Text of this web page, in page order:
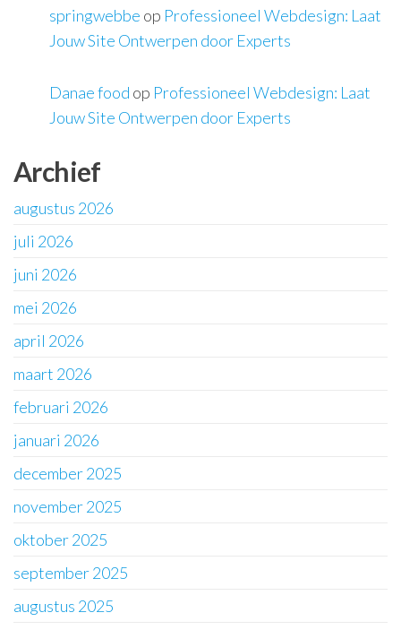
springwebbe op Professioneel Webdesign: Laat
Jouw Site Ontwerpen door Experts
Danae food op Professioneel Webdesign: Laat
Jouw Site Ontwerpen door Experts
Archief
augustus 2026
juli 2026
juni 2026
mei 2026
april 2026
maart 2026
februari 2026
januari 2026
december 2025
november 2025
oktober 2025
september 2025
augustus 2025